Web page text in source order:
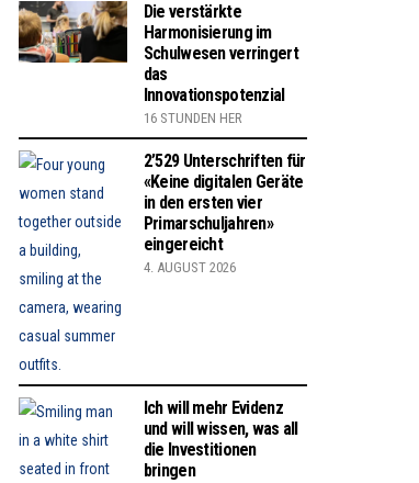
Die verstärkte
Harmonisierung im
Schulwesen verringert
das
Innovationspotenzial
16 STUNDEN HER
2’529 Unterschriften für
«Keine digitalen Geräte
in den ersten vier
Primarschuljahren»
eingereicht
4. AUGUST 2026
Ich will mehr Evidenz
und will wissen, was all
die Investitionen
bringen